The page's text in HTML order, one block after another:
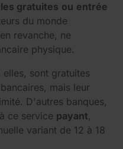
gratuites ou entrée
du monde
revanche, ne
physique.
elles, sont gratuites
mais leur
D'autres banques,
ce service payant,
variant de 12 à 18